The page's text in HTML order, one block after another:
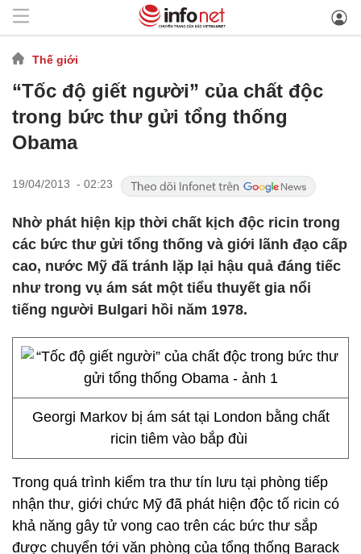
Thế giới
“Tốc độ giết người” của chất độc
trong bức thư gửi tổng thống
Obama
19/04/2013 - 02:23
Nhờ phát hiện kịp thời chất kịch độc ricin trong
các bức thư gửi tổng thống và giới lãnh đạo cấp
cao, nước Mỹ đã tránh lặp lại hậu quả đáng tiếc
như trong vụ ám sát một tiểu thuyết gia nổi
tiếng người Bulgari hồi năm 1978.
Georgi Markov bị ám sát tại London bằng chất
ricin tiêm vào bắp đùi
Trong quá trình kiểm tra thư tín lưu tại phòng tiếp
nhận thư, giới chức Mỹ đã phát hiện độc tố ricin có
khả năng gây tử vong cao trên các bức thư sắp
được chuyển tới văn phòng của tổng thống Barack